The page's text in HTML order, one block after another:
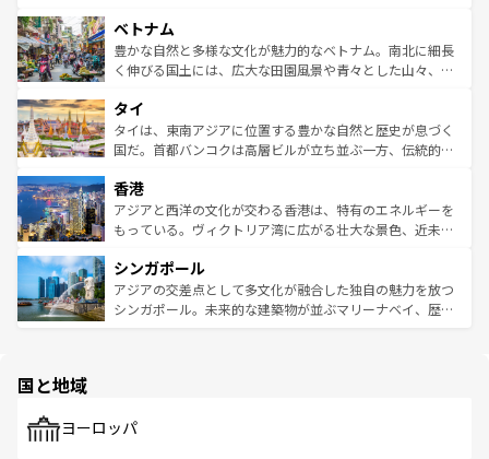
参照してほしい。
容にもいいと評判のスイーツなど、バラエティ豊かな料理
が味わえる。 なお、新着の台湾情報は コンテンツ一覧を参
照してほしい。
き、地方に足を延ばせば四季折々の自然美を楽しむことが
できる。そして、キムチや焼肉、絶品のストリートフード
まで、さまざまな韓国料理が待っている。夜には、韓国な
リティに包まれながら、韓国の多彩な魅力を心ゆくまで味
わってみてほしい。 なお、新着の韓国情報はコンテンツ一
覧を参照してほしい。
ベトナム
豊かな自然と多様な文化が魅力的なベトナム。南北に細長
く伸びる国土には、広大な田園風景や青々とした山々、世
急速な発展と共に伝統が息づく。ハノイの古い町並みやホ
ーチミン市のフランス統治時代の建物も、独特の雰囲気を
醸し出している。また、バラエティの豊かさとおいしさで
とつ。フォーやバインミー、ベトナムコーヒーなどは、ぜ
ひ現地で味わいたい。どの地域を訪れてもあたたかい人々
が旅行者を迎えてくれるので、きっと忘れられない旅にな
参照してほしい。
タイ
タイは、東南アジアに位置する豊かな自然と歴史が息づく
国だ。首都バンコクは高層ビルが立ち並ぶ一方、伝統的な
の活気が交差している。北部ではチェンマイなどの山岳地
帯で自然と触れ合い、南部ではプーケットやクラビの美し
いビーチでリゾート気分を楽しむことができる。タイ料理
激する。気候は一年中温暖で、どの季節にも異なる楽しみ
が待っている。親しみやすいタイの人々、仏教を中心とし
た文化、そして多様な観光資源が、訪れる旅人を魅了し続
香港
アジアと西洋の文化が交わる香港は、特有のエネルギーを
もっている。ヴィクトリア湾に広がる壮大な景色、近未来
み、どこを訪れても感動するはず。観光スポットが密集し
ており、効率よく見どころを回れるのも魅力。息をのむよ
うな絶景から文化的な体験まで、香港を存分に楽しみ尽く
シンガポール
アジアの交差点として多文化が融合した独自の魅力を放つ
シンガポール。未来的な建築物が並ぶマリーナベイ、歴史
で、ホーカーズは地元の風情を楽しめる外せないスポット
国と地域
ヨーロッパ